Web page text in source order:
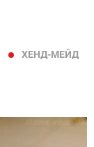
ХЕНД-МЕЙД